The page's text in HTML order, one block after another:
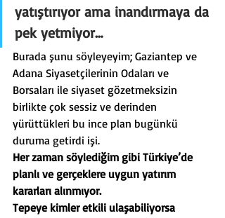
yatıştırıyor ama inandırmaya da
pek yetmiyor…
Burada şunu söyleyeyim; Gaziantep ve
Adana Siyasetçilerinin Odaları ve
Borsaları ile siyaset gözetmeksizin
birlikte çok sessiz ve derinden
yürüttükleri bu ince plan bugünkü
duruma getirdi işi.
Her zaman söylediğim gibi Türkiye’de
planlı ve gerçeklere uygun yatırım
kararları alınmıyor.
Tepeye kimler etkili ulaşabiliyorsa